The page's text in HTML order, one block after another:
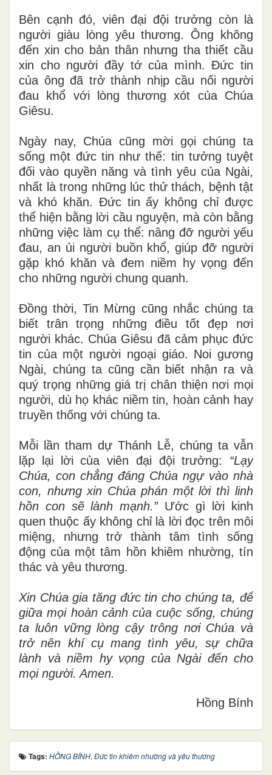
Bên cạnh đó, viên đại đội trưởng còn là
người giàu lòng yêu thương. Ông không
đến xin cho bản thân nhưng tha thiết cầu
xin cho người đầy tớ của mình. Đức tin
của ông đã trở thành nhịp cầu nối người
đau khổ với lòng thương xót của Chúa
Giêsu.
Ngày nay, Chúa cũng mời gọi chúng ta
sống một đức tin như thế: tin tưởng tuyệt
đối vào quyền năng và tình yêu của Ngài,
nhất là trong những lúc thử thách, bệnh tật
và khó khăn. Đức tin ấy không chỉ được
thể hiện bằng lời cầu nguyện, mà còn bằng
những việc làm cụ thể: nâng đỡ người yếu
đau, an ủi người buồn khổ, giúp đỡ người
gặp khó khăn và đem niềm hy vọng đến
cho những người chung quanh.
Đồng thời, Tin Mừng cũng nhắc chúng ta
biết trân trọng những điều tốt đẹp nơi
người khác. Chúa Giêsu đã cảm phục đức
tin của một người ngoại giáo. Noi gương
Ngài, chúng ta cũng cần biết nhận ra và
quý trọng những giá trị chân thiện nơi mọi
người, dù họ khác niềm tin, hoàn cảnh hay
truyền thống với chúng ta.
Mỗi lần tham dự Thánh Lễ, chúng ta vẫn
lặp lại lời của viên đại đội trưởng: “Lạy
Chúa, con chẳng đáng Chúa ngự vào nhà
con, nhưng xin Chúa phán một lời thì linh
hồn con sẽ lành mạnh.”Ước gì lời kinh
quen thuộc ấy không chỉ là lời đọc trên môi
miệng, nhưng trở thành tâm tình sống
động của một tâm hồn khiêm nhường, tín
thác và yêu thương.
Xin Chúa gia tăng đức tin cho chúng ta, để
giữa mọi hoàn cảnh của cuộc sống, chúng
ta luôn vững lòng cậy trông nơi Chúa và
trở nên khí cụ mang tình yêu, sự chữa
lành và niềm hy vọng của Ngài đến cho
mọi người. Amen.
Hồng Bính
Tags: HỒNG BÍNH, Đức tin khiêm nhường và yêu thương